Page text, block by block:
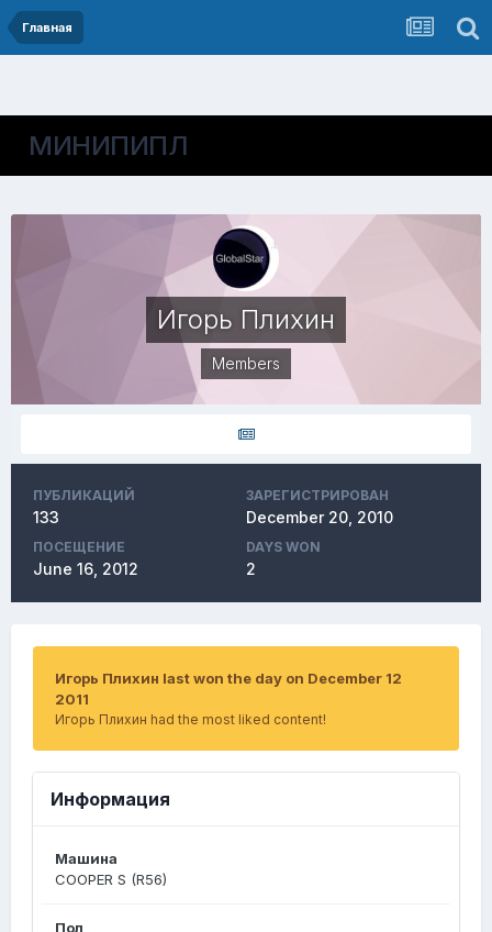
Главная
МИНИПИПЛ
Игорь Плихин
Members
ПУБЛИКАЦИЙ
133
ЗАРЕГИСТРИРОВАН
December 20, 2010
ПОСЕЩЕНИЕ
June 16, 2012
DAYS WON
2
Игорь Плихин last won the day on December 12
2011
Игорь Плихин had the most liked content!
Информация
Машина
COOPER S (R56)
Пол